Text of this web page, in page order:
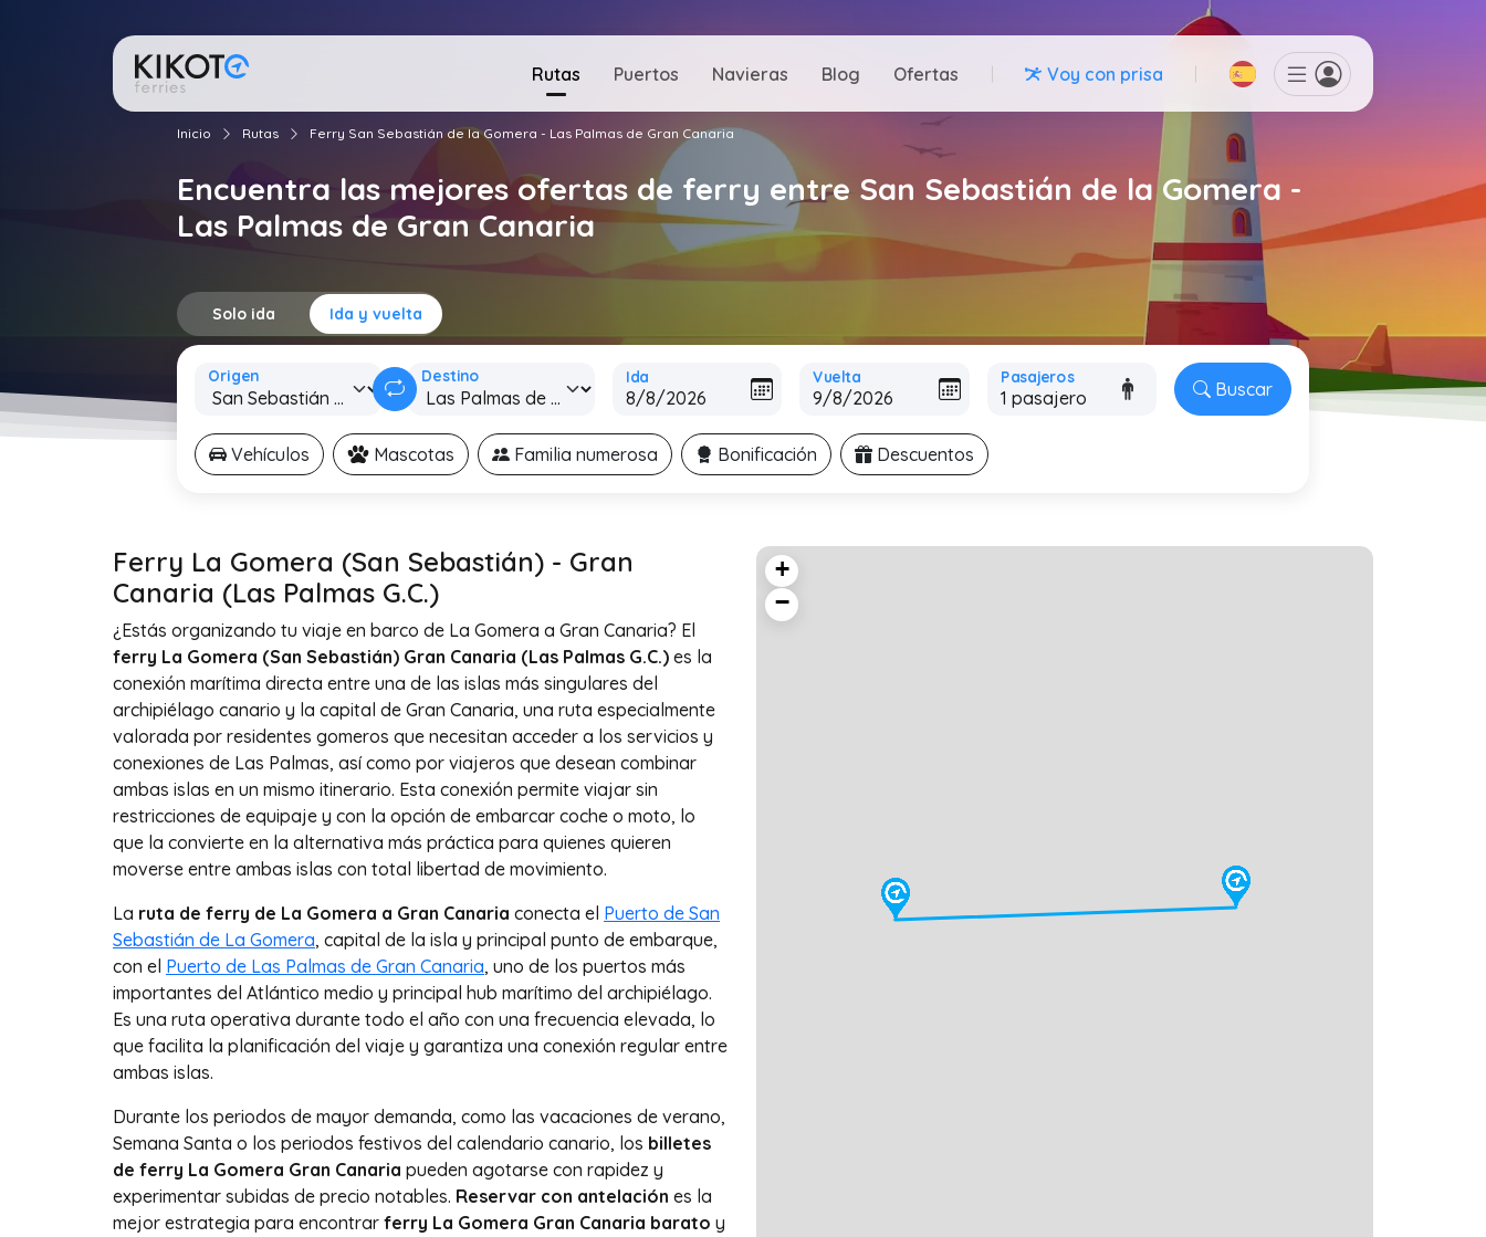
Rutas Puertos Navieras Blog Ofertas Voy con prisa
Inicio Rutas Ferry San Sebastián de la Gomera - Las Palmas de Gran Canaria
Encuentra las mejores ofertas de ferry entre San Sebastián de la Gomera -
Las Palmas de Gran Canaria
Solo ida Ida y vuelta
Origen Destino Ida Vuelta Pasajeros
Buscar
Vehículos Mascotas Familia numerosa Bonificación Descuentos
Ferry La Gomera (San Sebastián) - Gran
Canaria (Las Palmas G.C.)
¿Estás organizando tu viaje en barco de La Gomera a Gran Canaria? El
ferry La Gomera (San Sebastián) Gran Canaria (Las Palmas G.C.) es la
conexión marítima directa entre una de las islas más singulares del
archipiélago canario y la capital de Gran Canaria, una ruta especialmente
valorada por residentes gomeros que necesitan acceder a los servicios y
conexiones de Las Palmas, así como por viajeros que desean combinar
ambas islas en un mismo itinerario. Esta conexión permite viajar sin
restricciones de equipaje y con la opción de embarcar coche o moto, lo
que la convierte en la alternativa más práctica para quienes quieren
moverse entre ambas islas con total libertad de movimiento.
La ruta de ferry de La Gomera a Gran Canaria conecta el Puerto de San
Sebastián de La Gomera, capital de la isla y principal punto de embarque,
con el Puerto de Las Palmas de Gran Canaria, uno de los puertos más
importantes del Atlántico medio y principal hub marítimo del archipiélago.
Es una ruta operativa durante todo el año con una frecuencia elevada, lo
que facilita la planificación del viaje y garantiza una conexión regular entre
ambas islas.
Durante los periodos de mayor demanda, como las vacaciones de verano,
Semana Santa o los periodos festivos del calendario canario, los billetes
de ferry La Gomera Gran Canaria pueden agotarse con rapidez y
experimentar subidas de precio notables. Reservar con antelación es la
mejor estrategia para encontrar ferry La Gomera Gran Canaria barato y
+
−